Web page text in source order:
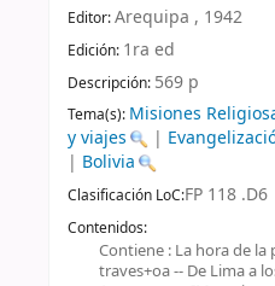
Editor:Arequipa , 1942
Edición: 1ra ed
Descripción: 569 p
Tema(s): Misiones
y viajes
|
| Bolivia
Clasificación LoC:FP 118
Contenidos:
Contiene : La hora de la
traves+oa -- De Lima a